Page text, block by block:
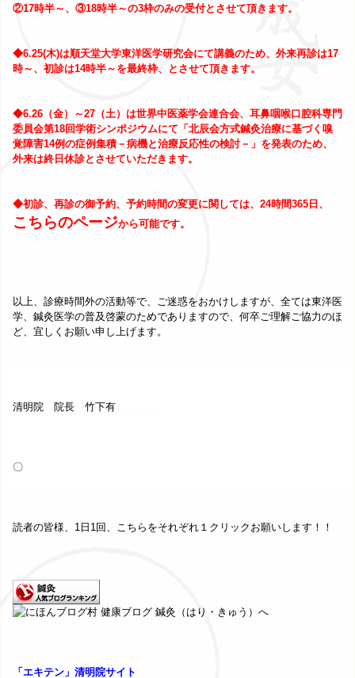
②17時半～、③18時半～の3枠のみの受付とさせて頂きます。
◆6.25(木)は順天堂大学東洋医学研究会にて講義のため、外来再診は17
時～、初診は14時半～を最終枠、とさせて頂きます。
◆6.26（金）～27（土）は世界中医薬学会連合会、耳鼻咽喉口腔科専門
委員会第18回学術シンポジウムにて「北辰会方式鍼灸治療に基づく嗅
覚障害14例の症例集積－病機と治療反応性の検討－」を発表のため、
外来は終日休診とさせていただきます。
◆初診、再診の御予約、予約時間の変更に関しては、24時間365日、
こちらのページから可能です。
以上、診療時間外の活動等で、ご迷惑をおかけしますが、全ては東洋医
学、鍼灸医学の普及啓蒙のためでありますので、何卒ご理解ご協力のほ
ど、宜しくお願い申し上げます。
清明院 院長 竹下有
〇
読者の皆様、1日1回、こちらをそれぞれ１クリックお願いします！！
「エキテン」清明院サイト